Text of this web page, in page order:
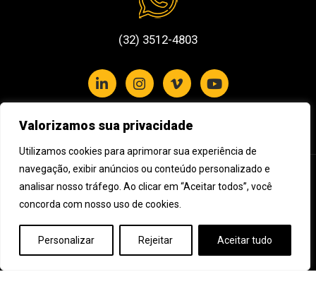
Valorizamos sua privacidade
Utilizamos cookies para aprimorar sua experiência de
navegação, exibir anúncios ou conteúdo personalizado e
analisar nosso tráfego. Ao clicar em “Aceitar todos”, você
concorda com nosso uso de cookies.
Personalizar Rejeitar Aceitar tudo
(32) 3512-4803
Política de Privacidade e Cookies
Assine nossa newsletter
Cadastre seu e-mail e receba novidades da Impulso Filmes